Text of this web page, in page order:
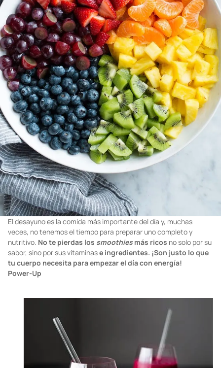
El desayuno es la comida más importante del día y, muchas
veces, no tenemos el tiempo para preparar uno completo y
nutritivo. No te pierdas los smoothiesmás ricos no solo por su
sabor, sino por sus vitaminase ingredientes. ¡Son justo lo que
tu cuerpo necesita para empezar el día con energía!
Power-Up